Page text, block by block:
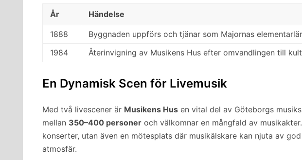
År Händelse
1888
Byggnaden uppförs och tjänar som Majornas
1984
Återinvigning av Musikens Hus efter omvandlingen till
En Dynamisk Scen för Livemusik
Med två livescener är Musikens Hus en vital del av Göteborgs
mellan 350–400 personer och välkomnar en mångfald av
konserter, utan även en mötesplats där musikälskare kan njuta av
atmosfär.